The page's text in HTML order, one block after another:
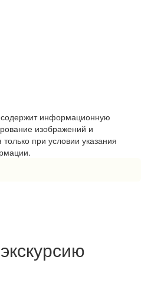
содержит информационную
изображений и
при условии указания